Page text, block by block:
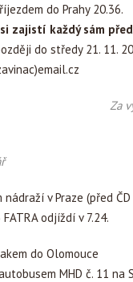
do Prahy 20.36.
zajistí každý sám
do středy 21. 11.
Za
nádraží v Praze (před
odjíždí v 7.24.
do Olomouce
MHD č. 11 na